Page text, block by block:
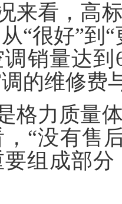
来看，高
“很好”到
销量达到
的维修费
格力质量
“没有售
组成部